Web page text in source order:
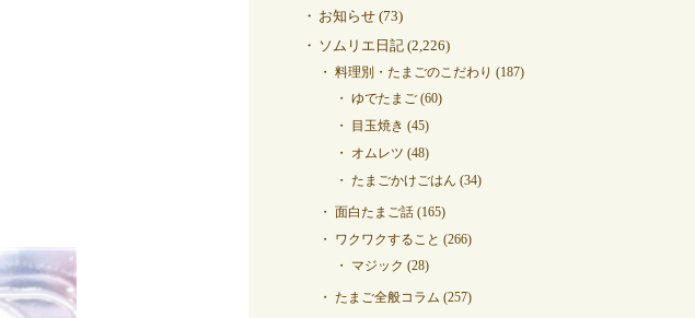
お知らせ (73)
ソムリエ日記 (2,226)
料理別・たまごのこだわり (187)
ゆでたまご (60)
目玉焼き (45)
オムレツ (48)
たまごかけごはん (34)
面白たまご話 (165)
ワクワクすること (266)
マジック (28)
たまご全般コラム (257)